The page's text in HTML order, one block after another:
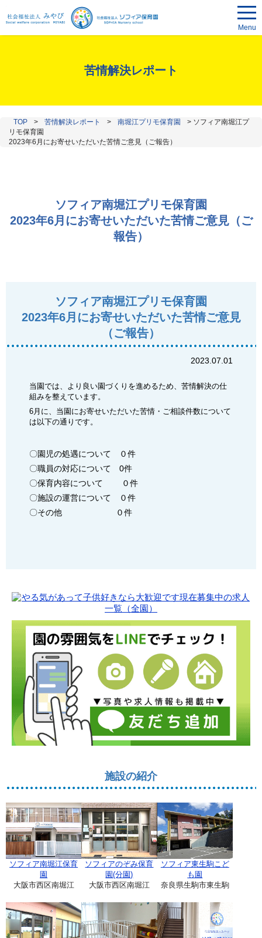
Menu
苦情解決レポート
TOP > 苦情解決レポート > 南堀江プリモ保育園 > ソフィア南堀江プ
リモ保育園
2023年6月にお寄せいただいた苦情ご意見（ご報告）
ソフィア南堀江プリモ保育園
2023年6月にお寄せいただいた苦情ご意見（ご
報告）
ソフィア南堀江プリモ保育園
2023年6月にお寄せいただいた苦情ご意見
（ご報告）
2023.07.01
当園では、より良い園づくりを進めるため、苦情解決の仕
組みを整えています。
6月に、当園にお寄せいただいた苦情・ご相談件数について
は以下の通りです。
〇園児の処遇について ０件
〇職員の対応について 0件
〇保育内容について ０件
〇施設の運営について ０件
〇その他 ０件
施設の紹介
ソフィア南堀江保育
園
大阪市西区南堀江
ソフィアのぞみ保育
園(分園)
大阪市西区南堀江
ソフィア東生駒こど
も園
奈良県生駒市東生駒